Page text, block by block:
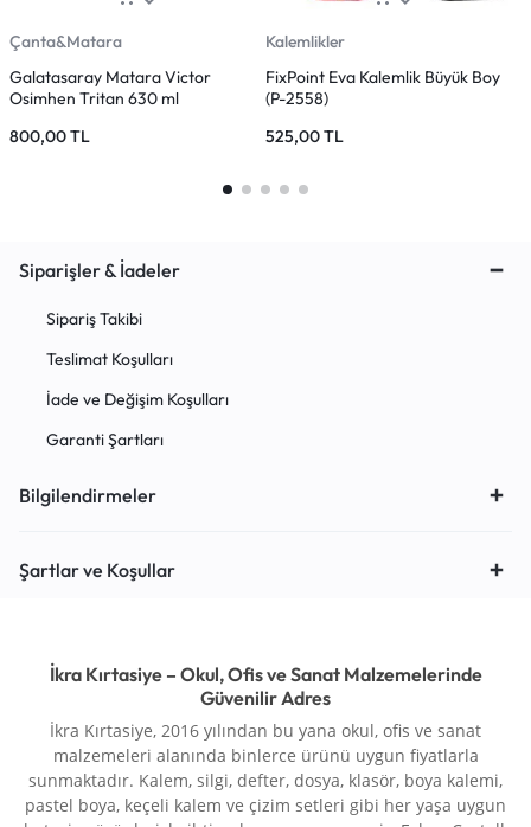
Çanta&Matara
Galatasaray Matara Victor
Osimhen Tritan 630 ml
800,00TL
Kalemlikler
FixPoint Eva Kalemlik Büyük Boy
(P-2558)
525,00TL
Siparişler & İadeler
Sipariş Takibi
Teslimat Koşulları
İade ve Değişim Koşulları
Garanti Şartları
Bilgilendirmeler
Şartlar ve Koşullar
İkra Kırtasiye – Okul, Ofis ve Sanat Malzemelerinde
Güvenilir Adres
İkra Kırtasiye, 2016 yılından bu yana okul, ofis ve sanat
malzemeleri alanında binlerce ürünü uygun fiyatlarla
sunmaktadır. Kalem, silgi, defter, dosya, klasör, boya kalemi,
pastel boya, keçeli kalem ve çizim setleri gibi her yaşa uygun